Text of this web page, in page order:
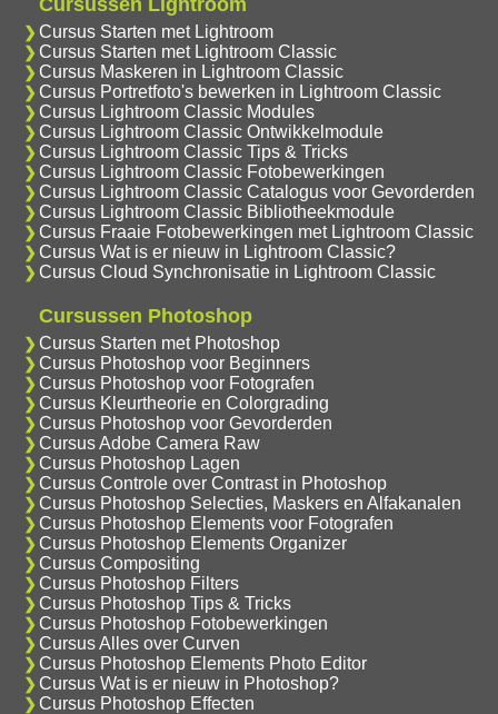
Cursus Starten met Lightroom
Cursus Starten met Lightroom Classic
Cursus Maskeren in Lightroom Classic
Cursus Portretfoto's bewerken in Lightroom Classic
Cursus Lightroom Classic Modules
Cursus Lightroom Classic Ontwikkelmodule
Cursus Lightroom Classic Tips & Tricks
Cursus Lightroom Classic Fotobewerkingen
Cursus Lightroom Classic Catalogus voor Gevorderden
Cursus Lightroom Classic Bibliotheekmodule
Cursus Fraaie Fotobewerkingen met Lightroom Classic
Cursus Wat is er nieuw in Lightroom Classic?
Cursus Cloud Synchronisatie in Lightroom Classic
Cursussen Photoshop
Cursus Starten met Photoshop
Cursus Photoshop voor Beginners
Cursus Photoshop voor Fotografen
Cursus Kleurtheorie en Colorgrading
Cursus Photoshop voor Gevorderden
Cursus Adobe Camera Raw
Cursus Photoshop Lagen
Cursus Controle over Contrast in Photoshop
Cursus Photoshop Selecties, Maskers en Alfakanalen
Cursus Photoshop Elements voor Fotografen
Cursus Photoshop Elements Organizer
Cursus Compositing
Cursus Photoshop Filters
Cursus Photoshop Tips & Tricks
Cursus Photoshop Fotobewerkingen
Cursus Alles over Curven
Cursus Photoshop Elements Photo Editor
Cursus Wat is er nieuw in Photoshop?
Cursus Photoshop Effecten